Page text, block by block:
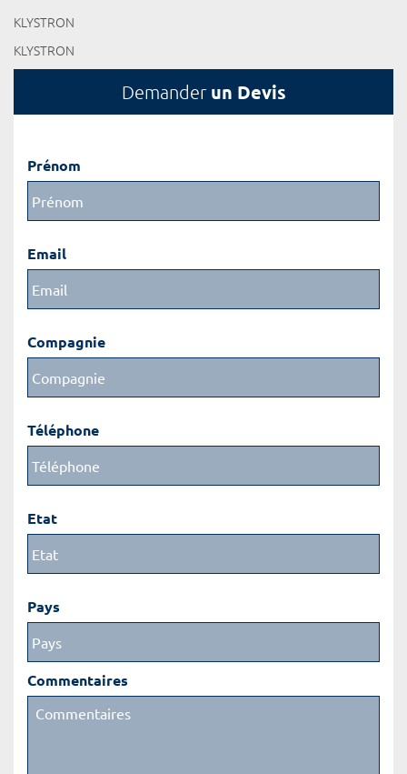
KLYSTRON
KLYSTRON
Demander un Devis
Prénom
Email
Compagnie
Téléphone
Etat
Pays
Commentaires